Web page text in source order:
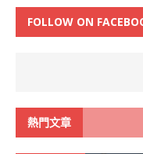
FOLLOW ON
熱門文章